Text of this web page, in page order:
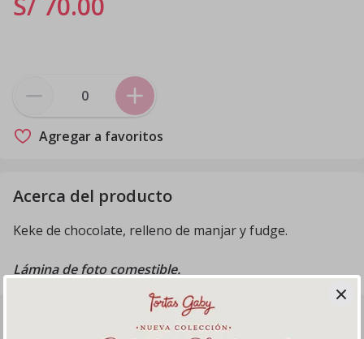
Agregar a favoritos
Acerca del producto
Keke de chocolate, relleno de manjar y fudge.
Lámina de foto comestible.
Productos relacionados